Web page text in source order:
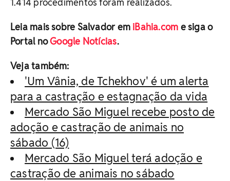
Leia mais sobre Salvador em iBahia.com e siga o
Portal noGoogle Notícias.
Veja também:
'Um Vânia, de Tchekhov' é um alerta
para a castração e estagnação da vida
Mercado São Miguel recebe posto de
adoção e castração de animais no
sábado (16)
Mercado São Miguel terá adoção e
castração de animais no sábado